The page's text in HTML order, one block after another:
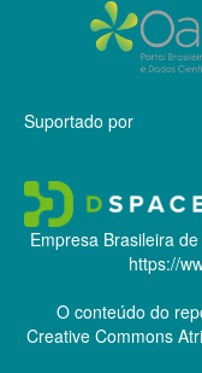
Suportado por
Empresa Brasileira
https://
O conteúdo do
Creative Commons